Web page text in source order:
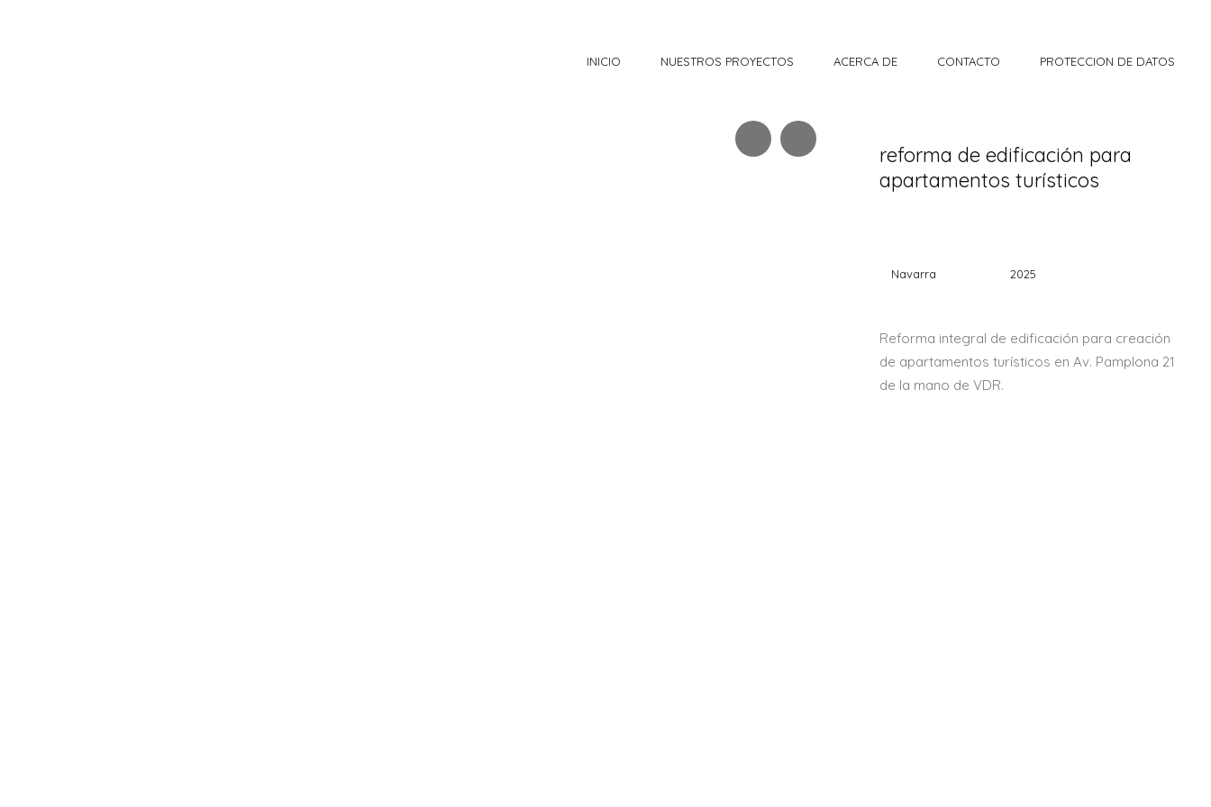
INICIO NUESTROS PROYECTOS ACERCA DE CONTACTO PROTECCION DE DATOS
reforma de edificación para
apartamentos turísticos
Navarra 2025
Reforma integral de edificación para creación
de apartamentos turísticos en Av. Pamplona 21
de la mano de VDR.